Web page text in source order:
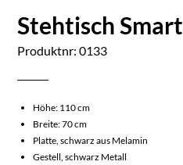
Stehtisch Smart
Produktnr: 0133
Höhe: 110 cm
Breite: 70 cm
Platte, schwarz aus Melamin
Gestell, schwarz Metall